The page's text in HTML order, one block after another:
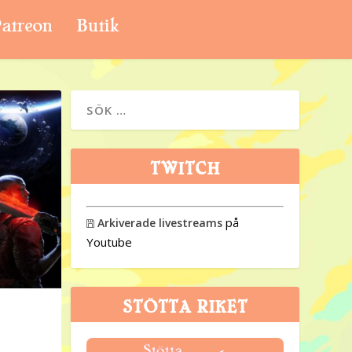
Butik
TWITCH
 Arkiverade livestreams på
Youtube
STÖTTA RIKET